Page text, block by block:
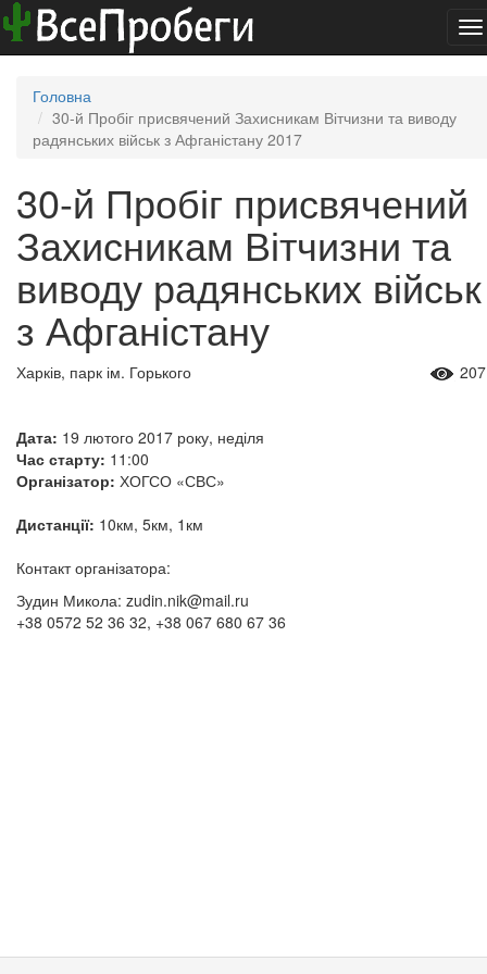
Головна
30-й Пробіг присвячений Захисникам Вітчизни та виводу
радянських військ з Афганістану 2017
30-й Пробіг присвячений
Захисникам Вітчизни та
виводу радянських військ
з Афганістану
Харків, парк ім. Горького
Дата: 19 лютого 2017 року, неділя
Час старту: 11:00
Організатор: ХОГСО «СВС»
Дистанції: 10км, 5км, 1км
Контакт організатора:
Зудин Микола: zudin.nik@mail.ru
+38 0572 52 36 32, +38 067 680 67 36